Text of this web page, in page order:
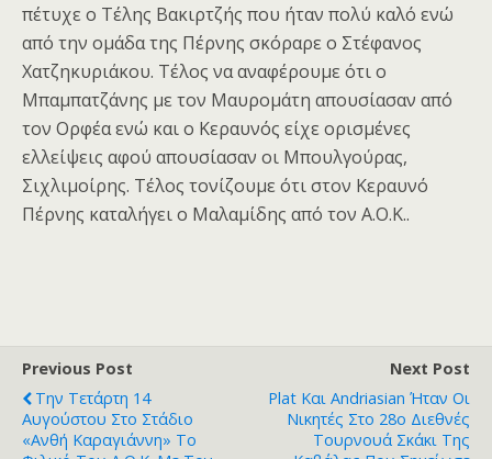
πέτυχε ο Τέλης Βακιρτζής που ήταν πολύ καλό ενώ
από την ομάδα της Πέρνης σκόραρε ο Στέφανος
Χατζηκυριάκου. Τέλος να αναφέρουμε ότι ο
Μπαμπατζάνης με τον Μαυρομάτη απουσίασαν από
τον Ορφέα ενώ και ο Κεραυνός είχε ορισμένες
ελλείψεις αφού απουσίασαν οι Μπουλγούρας,
Σιχλιμοίρης. Τέλος τονίζουμε ότι στον Κεραυνό
Πέρνης καταλήγει ο Μαλαμίδης από τον Α.Ο.Κ..
Previous Post
Την Τετάρτη 14
Αυγούστου Στο Στάδιο
«Ανθή Καραγιάννη» Το
Next Post
Plat Και Andriasian Ήταν Οι
Νικητές Στο 28ο Διεθνές
Τουρνουά Σκάκι Της